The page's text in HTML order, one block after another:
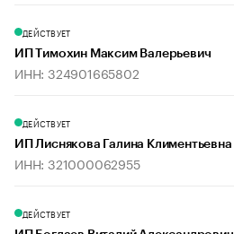
ДЕЙСТВУЕТ
ИП Тимохин Максим Валерьевич
ИНН: 324901665802
ДЕЙСТВУЕТ
ИП Лиснякова Галина Климентьевна
ИНН: 321000062955
ДЕЙСТВУЕТ